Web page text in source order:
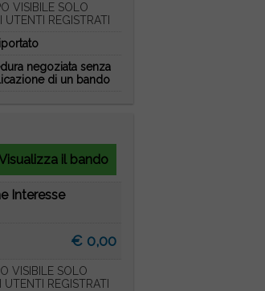
VISIBILE SOLO
UTENTI REGISTRATI
negoziata senza
di un bando
il bando
Interesse
€ 0,00
VISIBILE SOLO
UTENTI REGISTRATI